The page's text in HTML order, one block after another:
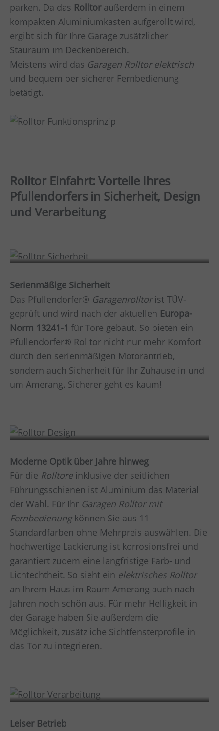
parken. Da das Rolltor außerdem in einem
kompakten Aluminiumkasten aufgerollt wird,
ergibt sich für Ihre Garage zusätzlicher
Stauraum im Deckenbereich.
Meistens wird das Garagen Rolltor elektrisch
und bequem per sicherer Fernbedienung
betätigt.
Rolltor Einfahrt: Vorteile Ihres
Pfullendorfers in Sicherheit, Design
und Verarbeitung
Serienmäßige Sicherheit
Das Pfullendorfer® Garagenrolltorist TÜV-
geprüft und wird nach der aktuellen Europa-
Norm 13241-1 für Tore gebaut. So bieten ein
Pfullendorfer® Rolltor nicht nur mehr Komfort
durch den serienmäßigen Motorantrieb,
sondern auch Sicherheit für Ihr Zuhause in und
um Amerang. Sicherer geht es kaum!
Moderne Optik über Jahre hinweg
Für die Rolltore inklusive der seitlichen
Führungsschienen ist Aluminium das Material
der Wahl. Für Ihr Garagen Rolltor mit
Fernbedienungkönnen Sie aus 11
Standardfarben ohne Mehrpreis auswählen. Die
hochwertige Lackierung ist korrosionsfrei und
garantiert zudem eine langfristige Farb- und
Lichtechtheit. So sieht ein elektrisches Rolltor
an Ihrem Haus im Raum Amerang auch nach
Jahren noch schön aus. Für mehr Helligkeit in
der Garage haben Sie außerdem die
Möglichkeit, zusätzliche Sichtfensterprofile in
das Tor zu integrieren.
Leiser Betrieb